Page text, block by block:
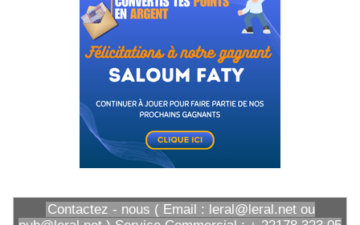
Contactez - nous ( Email : leral@leral.net ou